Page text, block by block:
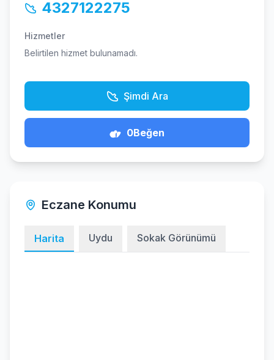
4327122275
Hizmetler
Belirtilen hizmet bulunamadı.
Şimdi Ara
0Beğen
Eczane Konumu
Harita Uydu Sokak Görünümü